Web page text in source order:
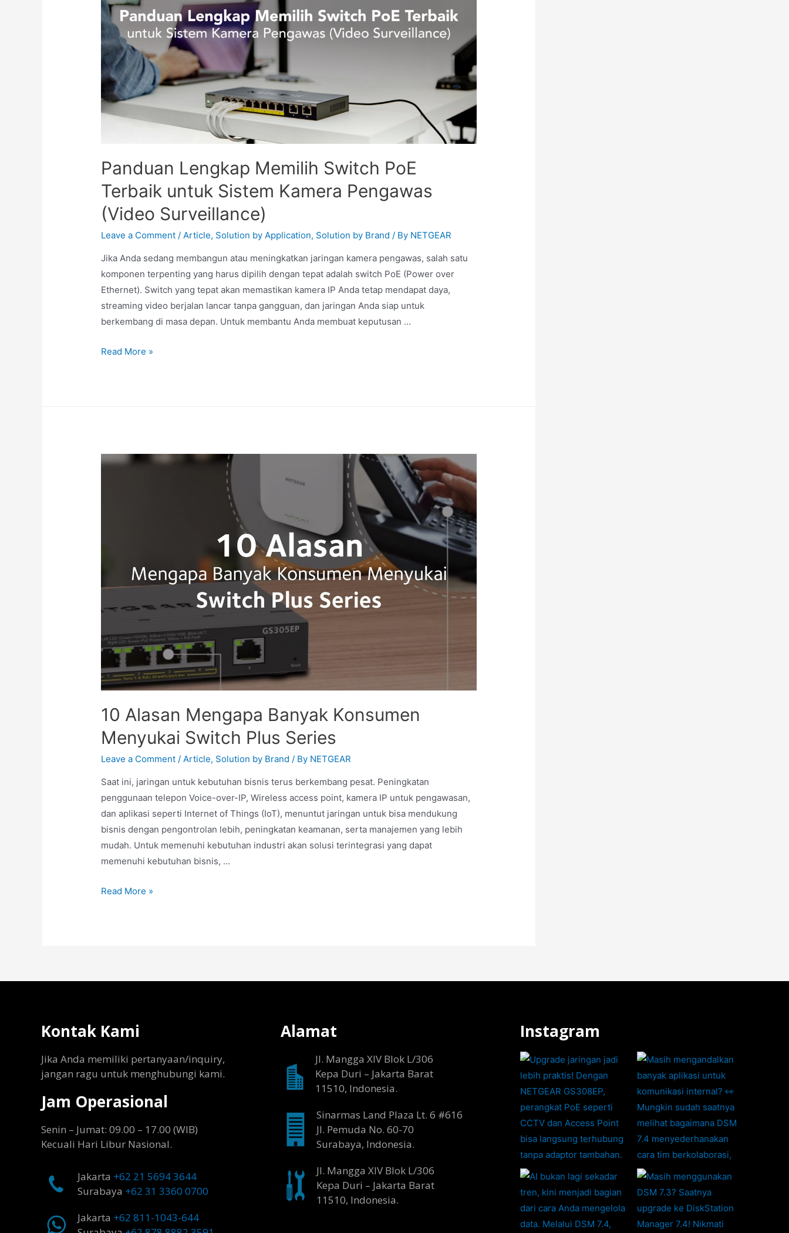
Panduan Lengkap Memilih Switch PoE
Terbaik untuk Sistem Kamera Pengawas
(Video Surveillance)
Leave a Comment /Article, Solution by Application, Solution by Brand / By NETGEAR
Jika Anda sedang membangun atau meningkatkan jaringan kamera pengawas, salah satu
komponen terpenting yang harus dipilih dengan tepat adalah switch PoE (Power over
Ethernet). Switch yang tepat akan memastikan kamera IP Anda tetap mendapat daya,
streaming video berjalan lancar tanpa gangguan, dan jaringan Anda siap untuk
berkembang di masa depan. Untuk membantu Anda membuat keputusan …
Read More »
10 Alasan Mengapa Banyak Konsumen
Menyukai Switch Plus Series
Leave a Comment /Article, Solution by Brand / By NETGEAR
Saat ini, jaringan untuk kebutuhan bisnis terus berkembang pesat. Peningkatan
penggunaan telepon Voice-over-IP, Wireless access point, kamera IP untuk pengawasan,
dan aplikasi seperti Internet of Things (IoT), menuntut jaringan untuk bisa mendukung
bisnis dengan pengontrolan lebih, peningkatan keamanan, serta manajemen yang lebih
mudah. Untuk memenuhi kebutuhan industri akan solusi terintegrasi yang dapat
memenuhi kebutuhan bisnis, …
Read More »
Kontak Kami
Jika Anda memiliki pertanyaan/inquiry,
jangan ragu untuk menghubungi kami.
Jam Operasional
Senin – Jumat: 09.00 – 17.00 (WIB)
Kecuali Hari Libur Nasional.
Jakarta +62 21 5694 3644
Surabaya +62 31 3360 0700
Jakarta +62 811-1043-644
Alamat
Jl. Mangga XIV Blok L/306
Kepa Duri – Jakarta Barat
11510, Indonesia.
Sinarmas Land Plaza Lt. 6 #616
Jl. Pemuda No. 60-70
Surabaya, Indonesia.
Jl. Mangga XIV Blok L/306
Kepa Duri – Jakarta Barat
11510, Indonesia.
Instagram